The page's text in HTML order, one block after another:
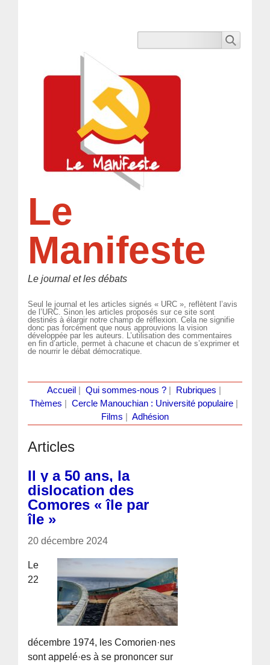
Le
Manifeste
Le journal et les débats
Seul le journal et les articles signés « URC », reflètent l’avis
de l’URC. Sinon les articles proposés sur ce site sont
destinés à élargir notre champ de réflexion. Cela ne signifie
donc pas forcément que nous approuvions la vision
développée par les auteurs. L’utilisation des commentaires
en fin d’article, permet à chacune et chacun de s’exprimer et
de nourrir le débat démocratique.
Accueil Qui sommes-nous ?| Rubriques
Thèmes
Cercle Manouchian : Université populaire
Films
Adhésion
Articles
Il y a 50 ans, la
dislocation des
Comores « île par
île »
20 décembre 2024
Le
22
décembre 1974, les Comorien·nes
sont appelé·es à se prononcer sur